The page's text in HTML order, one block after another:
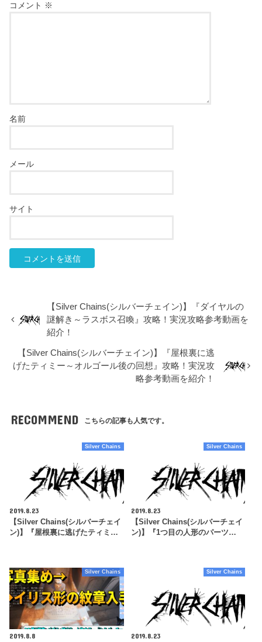
コメント ※
名前
メール
サイト
【Silver Chains(シルバーチェイン)】『ダイヤルの
謎解き～ラスボス召喚』攻略！実況攻略参考動画を
紹介！
【Silver Chains(シルバーチェイン)】『屋根裏に逃
げたティミー～オルゴール後の回想』攻略！実況攻
略参考動画を紹介！
RECOMMEND こちらの記事も人気です。
Silver Chains
2019.8.23
【Silver Chains(シルバーチェイ
ン)】『屋根裏に逃げたティミ…
Silver Chains
2019.8.23
【Silver Chains(シルバーチェイ
ン)】『1つ目の人形のパーツ…
Silver Chains
2019.8.8
Silver Chains
2019.8.23